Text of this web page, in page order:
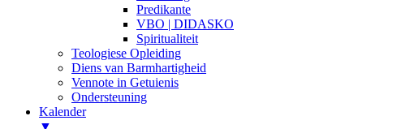
Predikante
VBO | DIDASKO
Spiritualiteit
Teologiese Opleiding
Diens van Barmhartigheid
Vennote in Getuienis
Ondersteuning
Kalender
▼